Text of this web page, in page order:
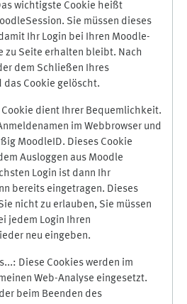
wichtigste Cookie heißt
Sie müssen dieses
Ihr Login bei Ihren Moodle-
zu Seite erhalten bleibt. Nach
dem Schließen Ihres
das Cookie gelöscht.
dient Ihrer Bequemlichkeit.
im Webbrowser und
MoodleID. Dieses Cookie
Ausloggen aus Moodle
Login ist dann Ihr
bereits eingetragen. Dieses
nicht zu erlauben, Sie müssen
jedem Login Ihren
neu eingeben.
Diese Cookies werden im
Web-Analyse eingesetzt.
beim Beenden des